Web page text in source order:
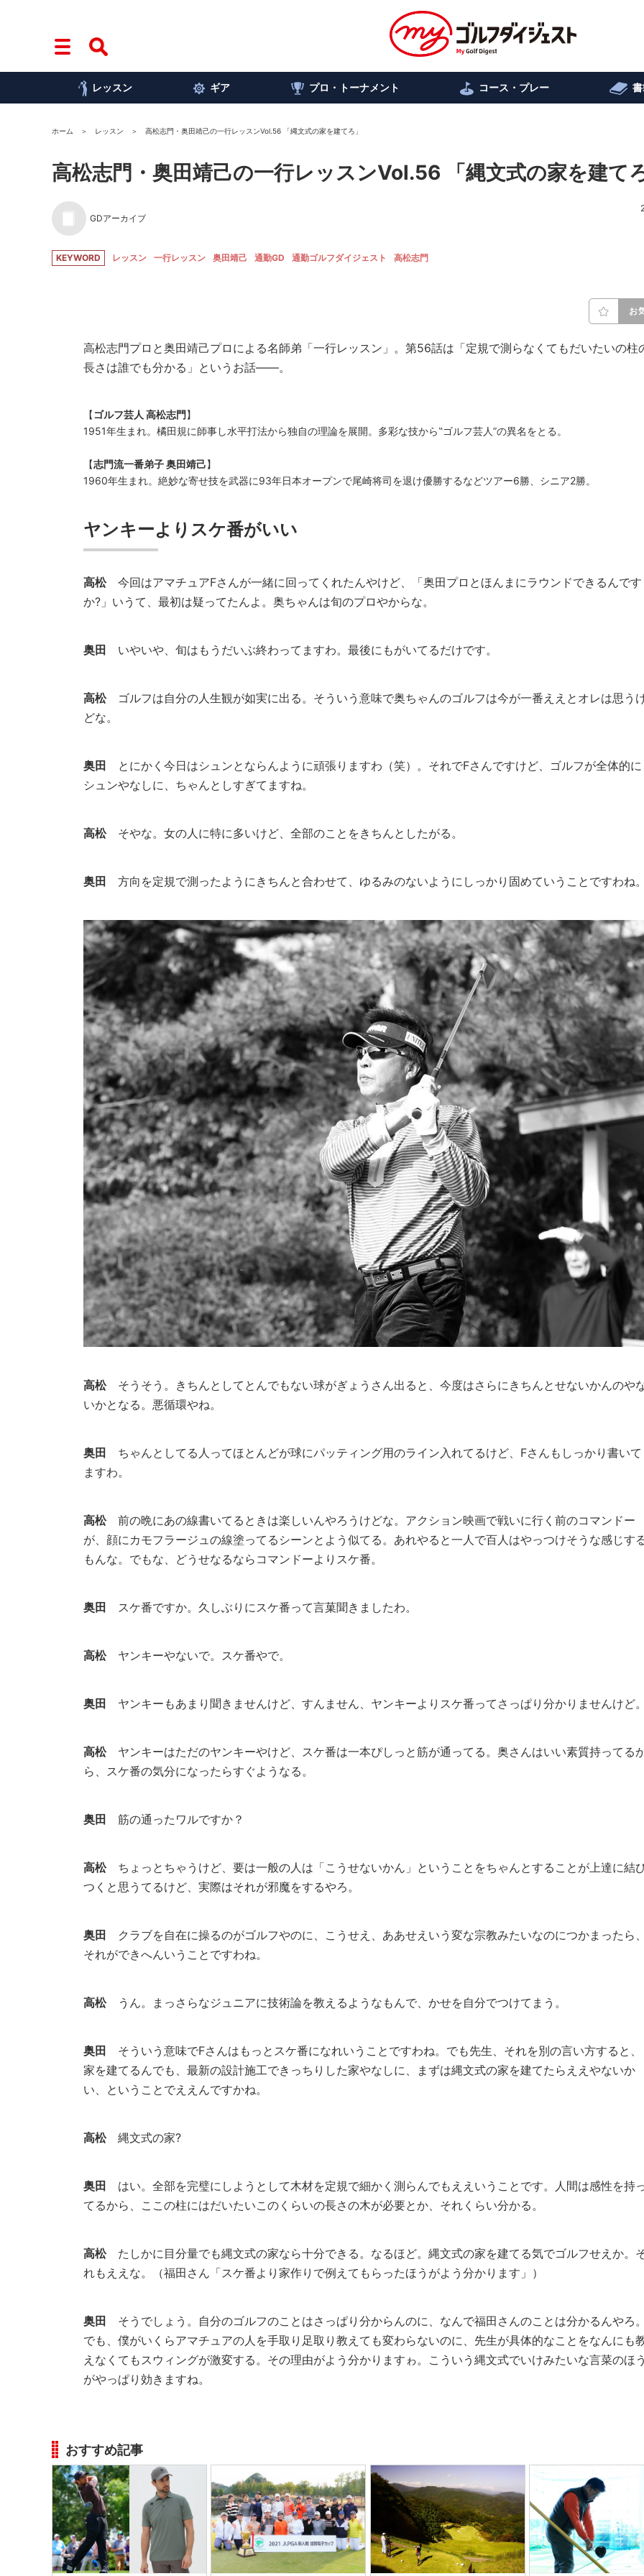
レッスン ギア プロ・トーナメント コース・プレー
ホーム レッスン 高松志門・奥田靖己の一行レッスンVol.56 「縄文式の家を建てろ」
高松志門・奥田靖己の一行レッスンVol.56 「縄文式の家を建て
GDアーカイブ
KEYWORD レッスン 一行レッスン 奥田靖己 通勤GD 通勤ゴルフダイジェスト 高松志門
お
高松志門プロと奥田靖己プロによる名師弟「一行レッスン」。第56話は「定規で測らなくてもだいたいの柱
長さは誰でも分かる」というお話――。
【 ゴルフ芸人 高松志門】
1951年生まれ。橘田規に師事し水平打法から独自の理論を展開。多彩な技から‟ゴルフ芸人”の異名をとる。
【志門流一番弟子 奥田靖己】
1960年生まれ。絶妙な寄せ技を武器に93年日本オープンで尾崎将司を退け優勝するなどツアー6勝、シニア2勝。
ヤンキーよりスケ番がいい
高松今回はアマチュアFさんが一緒に回ってくれたんやけど、「奥田プロとほんまにラウンドできるんです
か?」いうて、最初は疑ってたんよ。奥ちゃんは旬のプロやからな。
奥田 いやいや、旬はもうだいぶ終わってますわ。最後にもがいてるだけです。
高松ゴルフは自分の人生観が如実に出る。そういう意味で奥ちゃんのゴルフは今が一番ええとオレは思う
どな。
奥田
とにかく今日はシュンとならんように頑張りますわ（笑）。それでFさんですけど、ゴルフが全体的に
シュンやなしに、ちゃんとしすぎてますね。
高松そやな。女の人に特に多いけど、全部のことをきちんとしたがる。
奥田 方向を定規で測ったようにきちんと合わせて、ゆるみのないようにしっかり固めていうことですわね
高松そうそう。きちんとしてとんでもない球がぎょうさん出ると、今度はさらにきちんとせないかんのや
いかとなる。悪循環やね。
奥田
ちゃんとしてる人ってほとんどが球にパッティング用のライン入れてるけど、Fさんもしっかり書いて
ますわ。
高松前の晩にあの線書いてるときは楽しいんやろうけどな。アクション映画で戦いに行く前のコマンドー
が、顔にカモフラージュの線塗ってるシーンとよう似てる。あれやると一人で百人はやっつけそうな感じす
もんな。でもな、どうせなるならコマンドーよりスケ番。
奥田 スケ番ですか。久しぶりにスケ番って言菓聞きましたわ。
高松ヤンキーやないで。スケ番やで。
奥田 ヤンキーもあまり聞きませんけど、すんません、ヤンキーよりスケ番ってさっぱり分かりませんけど
高松ヤンキーはただのヤンキーやけど、スケ番は一本ぴしっと筋が通ってる。奥さんはいい素質持ってる
ら、スケ番の気分になったらすぐようなる。
奥田 筋の通ったワルですか？
高松ちょっとちゃうけど、要は一般の人は「こうせないかん」ということをちゃんとすることが上達に結
つくと思うてるけど、実際はそれが邪魔をするやろ。
奥田
クラブを自在に操るのがゴルフやのに、こうせえ、ああせえいう変な宗教みたいなのにつかまったら
それができへんいうことですわね。
高松うん。まっさらなジュニアに技術論を教えるようなもんで、かせを自分でつけてまう。
奥田
そういう意味でFさんはもっとスケ番になれいうことですわね。でも先生、それを別の言い方すると、
家を建てるんでも、最新の設計施工できっちりした家やなしに、まずは縄文式の家を建てたらええやないか
い、ということでええんですかね。
高松縄文式の家?
奥田
はい。全部を完璧にしようとして木材を定規で細かく測らんでもええいうことです。人間は感性を持
てるから、ここの柱にはだいたいこのくらいの長さの木が必要とか、それくらい分かる。
高松たしかに目分量でも縄文式の家なら十分できる。なるほど。縄文式の家を建てる気でゴルフせえか。
れもええな。（福田さん「スケ番より家作りで例えてもらったほうがよう分かります」）
奥田
そうでしょう。自分のゴルフのことはさっぱり分からんのに、なんで福田さんのことは分かるんやろ
でも、僕がいくらアマチュアの人を手取り足取り教えても変わらないのに、先生が具体的なことをなんにも
えなくてもスウィングが激変する。その理由がよう分かりますゎ。こういう縄文式でいけみたいな言菜のほ
がやっぱり効きますね。
おすすめ記事